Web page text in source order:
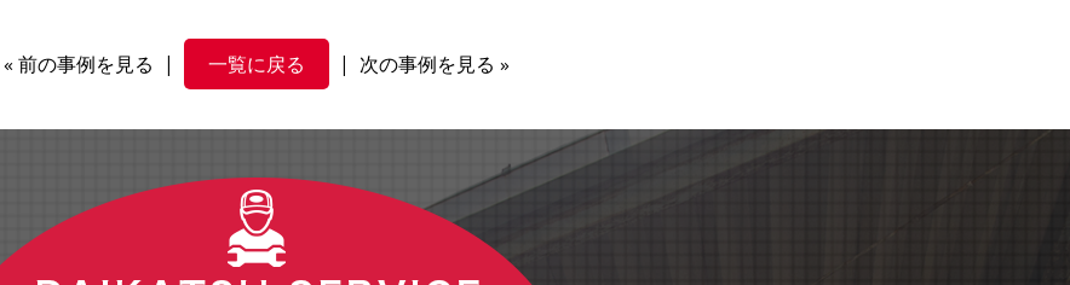
« 前の事例を見る | 一覧に戻る | 次の事例を見る »